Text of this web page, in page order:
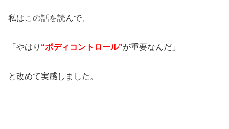
私はこの話を読んで、
「やはり “ボディコントロール”が重要なんだ」
と改めて実感しました。